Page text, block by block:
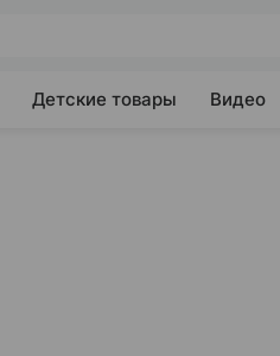
Детские товары Видео